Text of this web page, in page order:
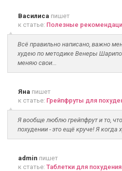
Василиса пишет
к статье: Полезные
Всё правильно написано, важно
худею по методике Венеры
меняю свои...
Яна пишет
к статье: Грейпфруты для
Я вообще люблю грейпфрут и то,
похудении - это ещё круче! Я когда
admin пишет
к статье: Таблетки для